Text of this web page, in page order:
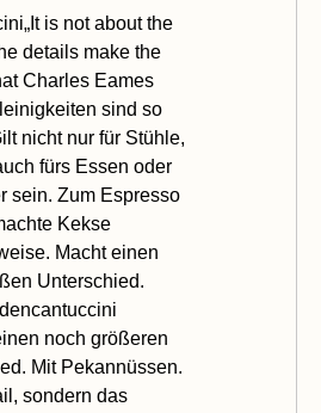
„It is not about the
details make the
Charles Eames
sind so
nicht nur für Stühle,
fürs Essen oder
sein. Zum Espresso
Kekse
Macht einen
Unterschied.
noch größeren
Mit Pekannüssen.
sondern das